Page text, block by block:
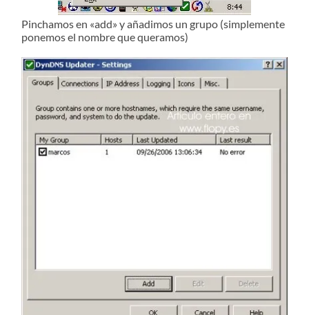
Pinchamos en «add» y añadimos un grupo (simplemente
ponemos el nombre que queramos)